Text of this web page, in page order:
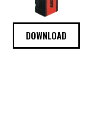
DOWNLOAD